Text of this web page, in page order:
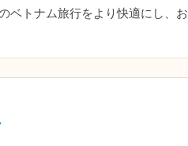
ベトナム旅行をより快適にし、